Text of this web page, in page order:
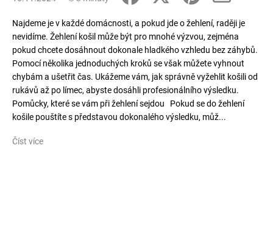
Najdeme je v každé domácnosti, a pokud jde o žehlení, raději je
nevidíme. Žehlení košil může být pro mnohé výzvou, zejména
pokud chcete dosáhnout dokonale hladkého vzhledu bez záhybů.
Pomocí několika jednoduchých kroků se však můžete vyhnout
chybám a ušetřit čas. Ukážeme vám, jak správně vyžehlit košili od
rukávů až po límec, abyste dosáhli profesionálního výsledku.
Pomůcky, které se vám při žehlení sejdou Pokud se do žehlení
košile pouštíte s představou dokonalého výsledku, můž...
Číst více